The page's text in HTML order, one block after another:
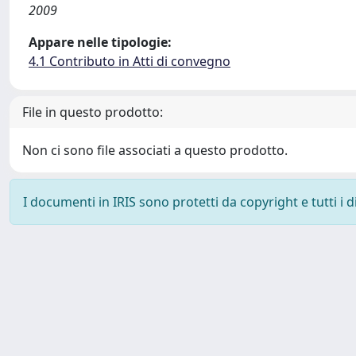
2009
Appare nelle tipologie:
4.1 Contributo in Atti di convegno
File in questo prodotto:
Non ci sono file associati a questo prodotto.
I documenti in IRIS sono protetti da copyright e tutti i